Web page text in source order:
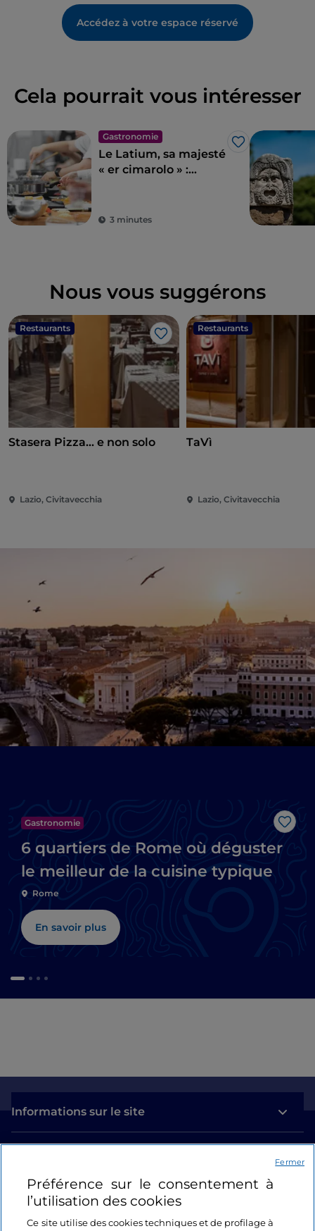
Accédez à votre espace réservé
Cela pourrait vous intéresser
Gastronomie
J’aime
Le Latium, sa majesté
« er cimarolo » :
3 minutes
Nous vous suggérons
Restaurants
J’aime
Stasera Pizza... e non solo
Lazio, Civitavecchia
Restaurants
TaVì
Lazio, Civitavecchia
Gastronomie
6 quartiers de Rome où déguster
le meilleur de la cuisine typique
Rome
En savoir plus
Informations sur le site
Se connecter
Suivez-nous
Préférence sur le consentement à
l’utilisation des cookies
Ce site utilise des cookies techniques et de profilage à
Fermer